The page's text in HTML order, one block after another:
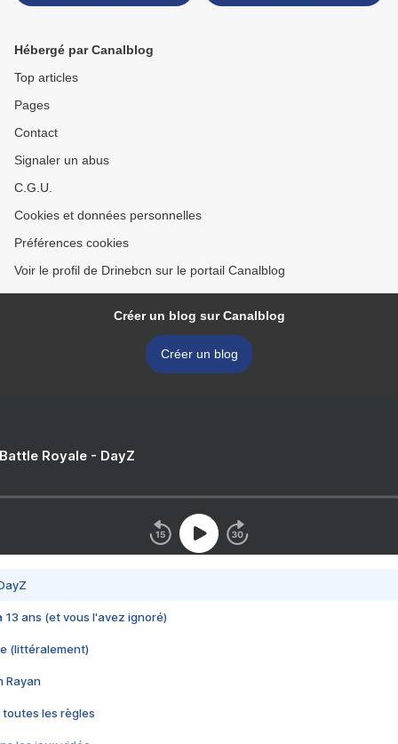
Hébergé par Canalblog
Top articles
Pages
Contact
Signaler un abus
C.G.U.
Cookies et données personnelles
Préférences cookies
Voir le profil de Drinebcn sur le portail Canalblog
Créer un blog sur Canalblog
Créer un blog
Royale - DayZ
13 ans (et vous l'avez ignoré)
(littéralement)
Rayan
toutes les règles